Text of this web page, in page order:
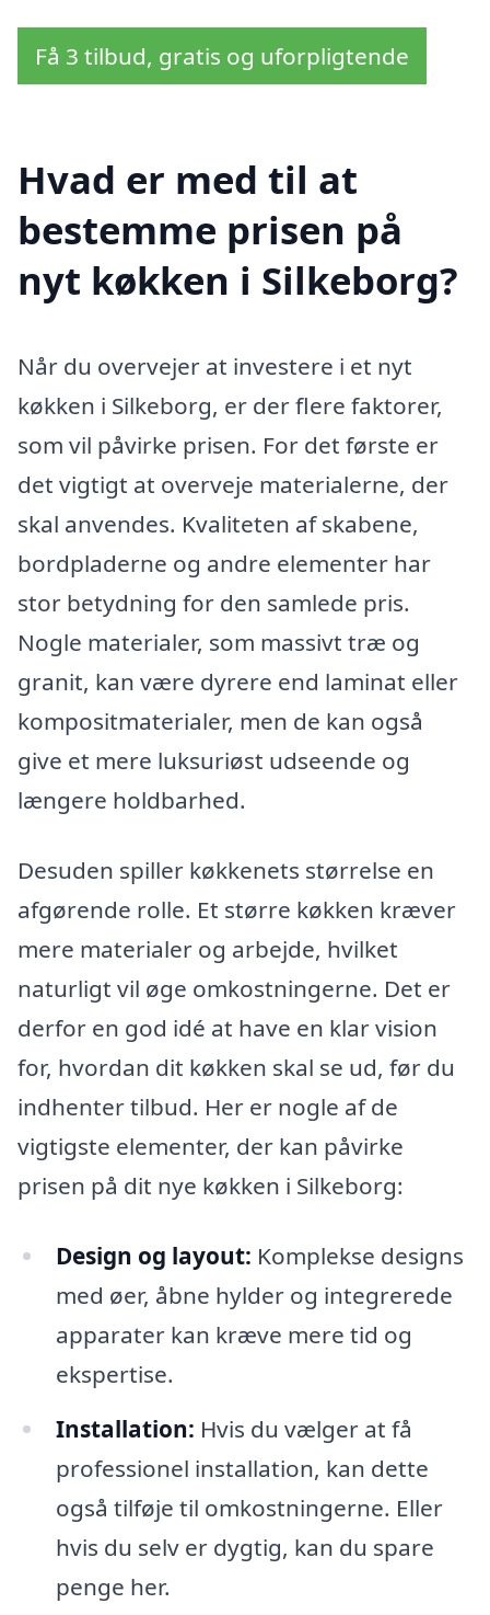
Få 3 tilbud, gratis og uforpligtende
Hvad er med til at
bestemme prisen på
nyt køkken i Silkeborg?
Når du overvejer at investere i et nyt
køkken i Silkeborg, er der flere faktorer,
som vil påvirke prisen. For det første er
det vigtigt at overveje materialerne, der
skal anvendes. Kvaliteten af skabene,
bordpladerne og andre elementer har
stor betydning for den samlede pris.
Nogle materialer, som massivt træ og
granit, kan være dyrere end laminat eller
kompositmaterialer, men de kan også
give et mere luksuriøst udseende og
længere holdbarhed.
Desuden spiller køkkenets størrelse en
afgørende rolle. Et større køkken kræver
mere materialer og arbejde, hvilket
naturligt vil øge omkostningerne. Det er
derfor en god idé at have en klar vision
for, hvordan dit køkken skal se ud, før du
indhenter tilbud. Her er nogle af de
vigtigste elementer, der kan påvirke
prisen på dit nye køkken i Silkeborg:
Design og layout: Komplekse designs
med øer, åbne hylder og integrerede
apparater kan kræve mere tid og
ekspertise.
Installation: Hvis du vælger at få
professionel installation, kan dette
også tilføje til omkostningerne. Eller
hvis du selv er dygtig, kan du spare
penge her.